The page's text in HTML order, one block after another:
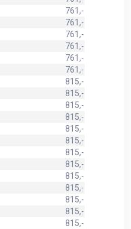
761,-
761,-
761,-
761,-
761,-
761,-
815,-
815,-
815,-
815,-
815,-
815,-
815,-
815,-
815,-
815,-
815,-
815,-
815,-